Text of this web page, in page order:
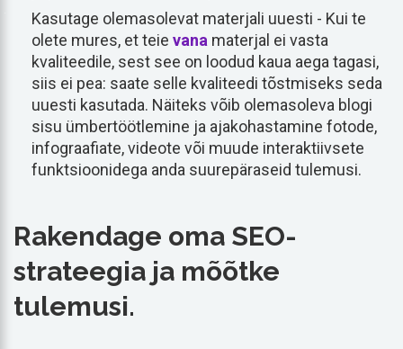
Kasutage olemasolevat materjali uuesti - Kui te
olete mures, et teie vana materjal ei vasta
kvaliteedile, sest see on loodud kaua aega tagasi,
siis ei pea: saate selle kvaliteedi tõstmiseks seda
uuesti kasutada. Näiteks võib olemasoleva blogi
sisu ümbertöötlemine ja ajakohastamine fotode,
infograafiate, videote või muude interaktiivsete
funktsioonidega anda suurepäraseid tulemusi.
Rakendage oma SEO-
strateegia ja mõõtke
tulemusi.